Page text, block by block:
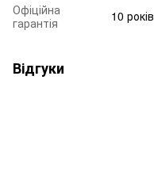
Офіційна
гарантія
10 років
Відгуки